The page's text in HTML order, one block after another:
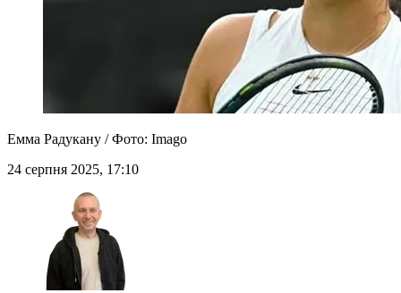
Емма Радукану / Фото: Imago
24 серпня 2025, 17:10